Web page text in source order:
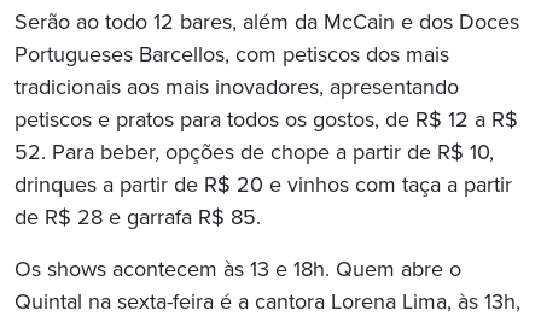
Serão ao todo 12 bares, além da McCain e dos Doces
Portugueses Barcellos, com petiscos dos mais
tradicionais aos mais inovadores, apresentando
petiscos e pratos para todos os gostos, de R$ 12 a R$
52. Para beber, opções de chope a partir de R$ 10,
drinques a partir de R$ 20 e vinhos com taça a partir
de R$ 28 e garrafa R$ 85.
Os shows acontecem às 13 e 18h. Quem abre o
Quintal na sexta-feira é a cantora Lorena Lima, às 13h,